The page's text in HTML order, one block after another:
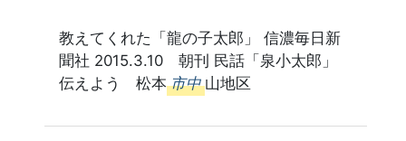
教えてくれた「龍の子太郎」 信濃毎日新
聞社 2015.3.10 朝刊 民話「泉小太郎」
伝えよう 松本 市中 山地区